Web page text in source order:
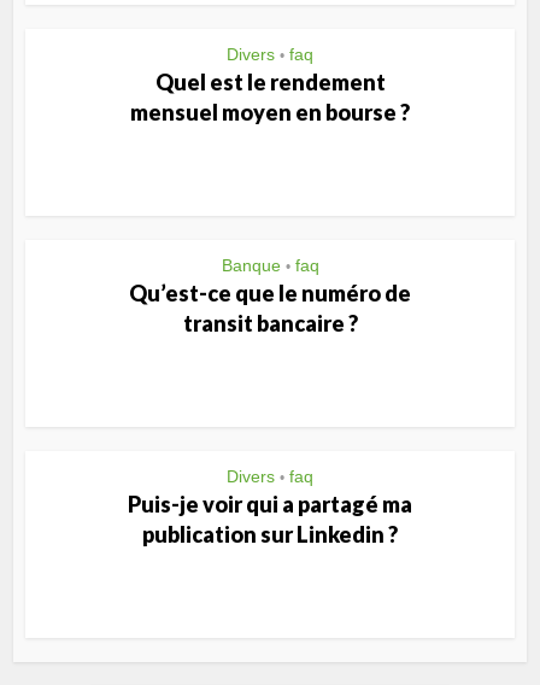
Divers • faq
Quel est le rendement
mensuel moyen en bourse ?
Banque • faq
Qu’est-ce que le numéro de
transit bancaire ?
Divers • faq
Puis-je voir qui a partagé ma
publication sur Linkedin ?